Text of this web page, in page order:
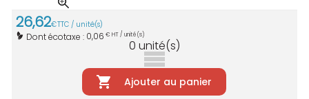
26,62€TTC / unité(s)
Dont écotaxe : 0,06 € HT / unité(s)
0 unité(s)
Ajouter au panier